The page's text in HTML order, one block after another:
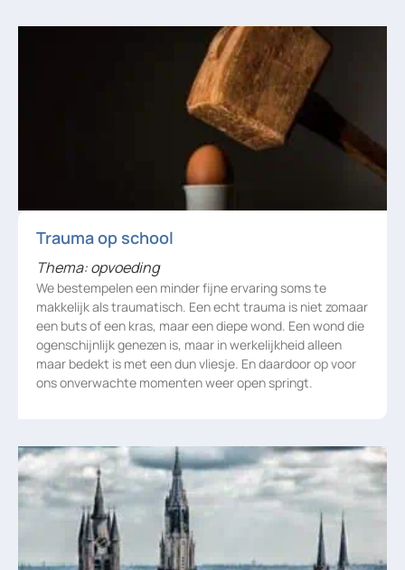
Trauma op school
Thema: opvoeding
We bestempelen een minder fijne ervaring soms te
makkelijk als traumatisch. Een echt trauma is niet zomaar
een buts of een kras, maar een diepe wond. Een wond die
ogenschijnlijk genezen is, maar in werkelijkheid alleen
maar bedekt is met een dun vliesje. En daardoor op voor
ons onverwachte momenten weer open springt.